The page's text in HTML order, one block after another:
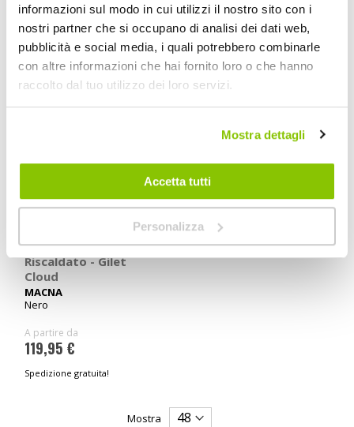
informazioni sul modo in cui utilizzi il nostro sito con i
nostri partner che si occupano di analisi dei dati web,
pubblicità e social media, i quali potrebbero combinarle
con altre informazioni che hai fornito loro o che hanno
raccolto dal tuo utilizzo dei loro servizi.
Mostra dettagli
Accetta tutti
Personalizza
Ordina per
Imposta
la
direzione
decrescente
Mostra
Prezzo speciale
Riscaldato - Gilet
Cloud
MACNA
Nero
A partire da
119,95 €
Spedizione gratuita!
Mostra